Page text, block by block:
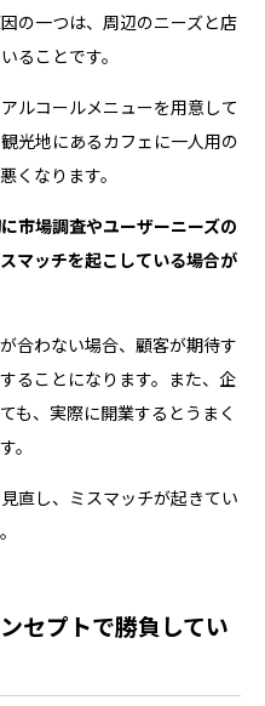
の一つは、周辺のニーズと店
ることです。
ルコールメニューを用意して
光地にあるカフェに一人用の
くなります。
市場調査やユーザーニーズの
マッチを起こしている場合が
合わない場合、顧客が期待す
ることになります。また、企
も、実際に開業するとうまく
。
直し、ミスマッチが起きてい
セプトで勝負してい